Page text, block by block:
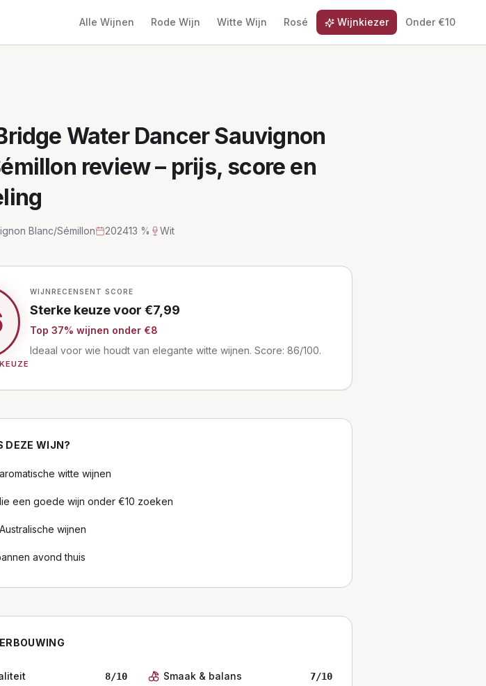
Alle Wijnen Rode Wijn Witte Wijn Rosé Wijnkiezer Onder €10
Water Dancer Sauvignon
review – prijs, score en
Blanc/Sémillon 202413 % Wit
WIJNRECENSENT SCORE
Sterke keuzevoor €7,99
Top 37% wijnen onder €8
Ideaal voor wie houdt van elegante witte wijnen. Score: 86/100.
DEZE WIJN?
witte wijnen
een goede wijn onder €10 zoeken
wijnen
avond thuis
8/10 Smaak & balans 7/10